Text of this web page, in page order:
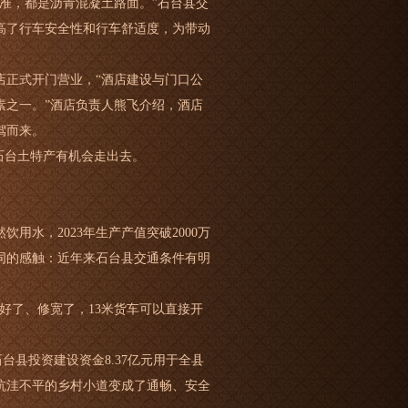
，都是沥青混凝土路面。”石台县交
行车安全性和行车舒适度，为带动
式开门营业，“酒店建设与门口公
一。”酒店负责人熊飞介绍，酒店
来。
土特产有机会走出去。
用水，2023年生产产值突破2000万
感触：近年来石台县交通条件有明
了、修宽了，13米货车可以直接开
县投资建设资金8.37亿元用于全县
不平的乡村小道变成了通畅、安全